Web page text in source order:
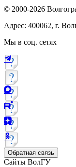
© 2000-2026
Адрес: 400062, г.
Мы в соц. сетях
Обратная связь
Сайты ВолГУ